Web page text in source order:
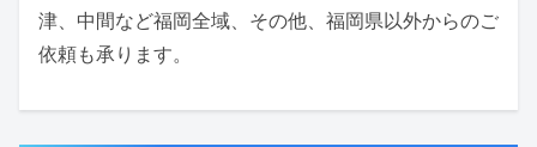
津、中間など福岡全域、その他、福岡県以外からのご
依頼も承ります。